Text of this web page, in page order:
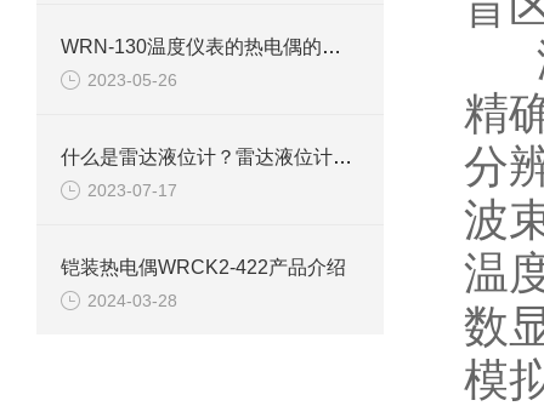
WRN-130温度仪表的热电偶的含义
2023-05-26
什么是雷达液位计？雷达液位计的优点介绍
2023-07-17
铠装热电偶WRCK2-422产品介绍
2024-03-28
精
分
波
温
数
模